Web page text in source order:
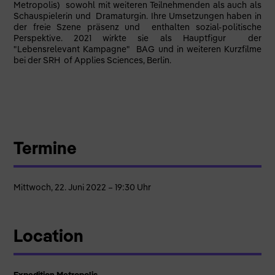
Metropolis) sowohl mit weiteren Teilnehmenden als auch als
Schauspielerin und Dramaturgin. Ihre Umsetzungen haben in
der freie Szene präsenz und enthalten sozial-politische
Perspektive. 2021 wirkte sie als Hauptfigur der
"Lebensrelevant Kampagne" BAG und in weiteren Kurzfilme
bei der SRH of Applies Sciences, Berlin.
Termine
Mittwoch, 22. Juni 2022 – 19:30 Uhr
Location